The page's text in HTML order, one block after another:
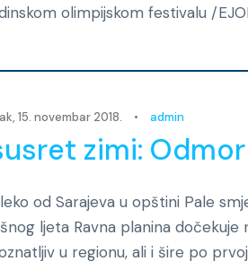
olimpijskom festivalu /
15. novembar 2018. • admin
zimi:
od Sarajeva u opštini Pale
ljeta Ravna planina
u regionu, ali i šire po